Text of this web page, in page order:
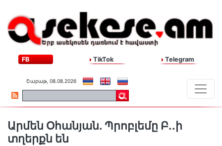
FB TikTok Telegram
Շաբաթ, 08.08.2026
Արմեն Օհանյան. Պրոբլեմը Բ..ի
տղերքն են